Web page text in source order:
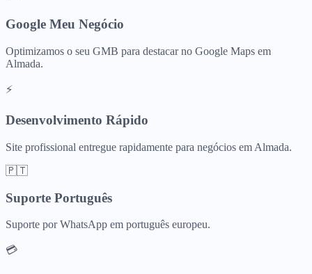
Google Meu Negócio
Optimizamos o seu GMB para destacar no Google Maps em
Almada.
⚡
Desenvolvimento Rápido
Site profissional entregue rapidamente para negócios em Almada.
🇵🇹
Suporte Português
Suporte por WhatsApp em português europeu.
💳